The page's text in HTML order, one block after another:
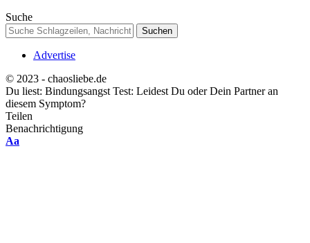
Suche
Advertise
© 2023 - chaosliebe.de
Du liest: Bindungsangst Test: Leidest Du oder Dein Partner an
diesem Symptom?
Teilen
Benachrichtigung
Font
Aa